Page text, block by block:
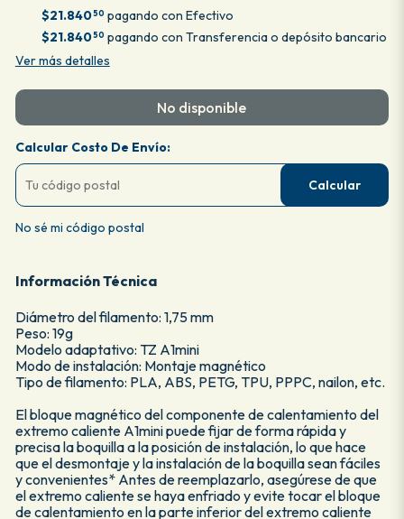
$21.84050 pagando con Efectivo
$21.84050 pagando con Transferencia o depósito bancario
Ver más detalles
No disponible
Calcular Costo De Envío:
Calcular
No sé mi código postal
Información Técnica
Diámetro del filamento: 1,75 mm
Peso: 19g
Modelo adaptativo: TZ A1mini
Modo de instalación: Montaje magnético
Tipo de filamento: PLA, ABS, PETG, TPU, PPPC, nailon, etc.
El bloque magnético del componente de calentamiento del
extremo caliente A1mini puede fijar de forma rápida y
precisa la boquilla a la posición de instalación, lo que hace
que el desmontaje y la instalación de la boquilla sean fáciles
y convenientes* Antes de reemplazarlo, asegúrese de que
el extremo caliente se haya enfriado y evite tocar el bloque
de calentamiento en la parte inferior del extremo caliente